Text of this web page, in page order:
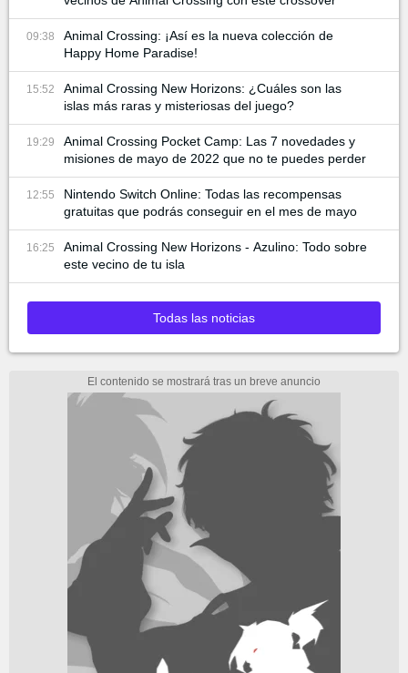
09:38
Animal Crossing: ¡Así es la nueva colección de
Happy Home Paradise!
15:52
Animal Crossing New Horizons: ¿Cuáles son las
islas más raras y misteriosas del juego?
19:29
Animal Crossing Pocket Camp: Las 7 novedades y
misiones de mayo de 2022 que no te puedes perder
12:55
Nintendo Switch Online: Todas las recompensas
gratuitas que podrás conseguir en el mes de mayo
16:25
Animal Crossing New Horizons - Azulino: Todo sobre
este vecino de tu isla
Todas las noticias